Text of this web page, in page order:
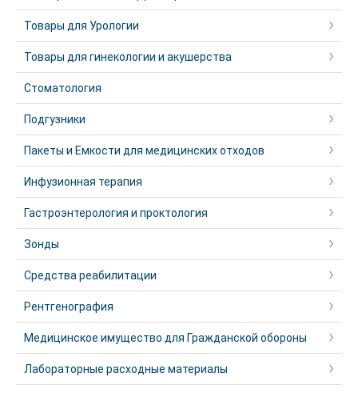
Товары для Урологии
Товары для гинекологии и акушерства
Стоматология
Подгузники
Пакеты и Емкости для медицинских отходов
Инфузионная терапия
Гастроэнтерология и проктология
Зонды
Средства реабилитации
Рентгенография
Медицинское имущество для Гражданской обороны
Лабораторные расходные материалы